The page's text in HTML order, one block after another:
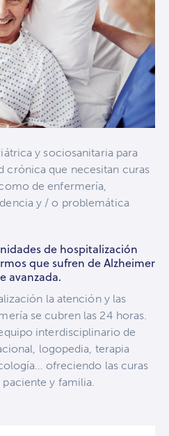
y sociosanitaria para
crónica que necesitan curas
de enfermería,
y / o problemática
de hospitalización
que sufren de Alzheimer
avanzada.
la atención y las
se cubren las 24 horas.
interdisciplinario de
logopedia, terapia
ofreciendo las curas
y familia.